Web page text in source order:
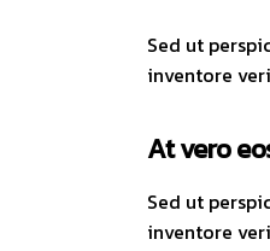
Sed ut
inventore
At vero
Sed ut
inventore